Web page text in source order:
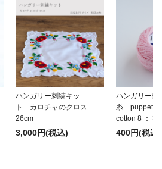
ハンガリー刺繍キッ
ト カロチャのクロス
26cm
3,000円(税込)
ハンガリー刺
糸 puppets
cotton 8 ：
400円(税込)